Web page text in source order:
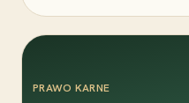
PRAWO KARNE